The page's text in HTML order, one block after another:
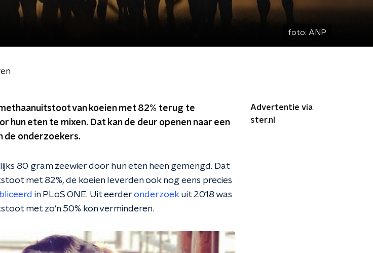
foto: ANP
van koeien met 82% terug te
hun eten te mixen. Dat kan de deur openen naar een
de onderzoekers.
80 gram zeewier door hun eten heen gemengd. Dat
met 82%, de koeien leverden ook nog eens precies
in PLoS ONE. Uit eerderonderzoekuit 2018 was
met zo'n 50% kon verminderen.
Advertentie via
ster.nl